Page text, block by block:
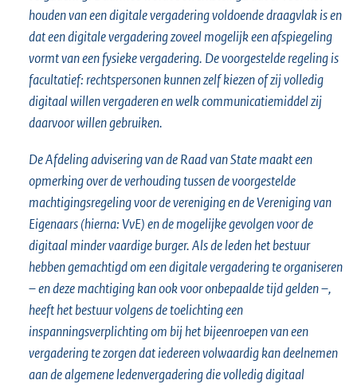
houden van een digitale vergadering voldoende draagvlak is en
dat een digitale vergadering zoveel mogelijk een afspiegeling
vormt van een fysieke vergadering. De voorgestelde regeling is
facultatief: rechtspersonen kunnen zelf kiezen of zij volledig
digitaal willen vergaderen en welk communicatiemiddel zij
daarvoor willen gebruiken.
De Afdeling advisering van de Raad van State maakt een
opmerking over de verhouding tussen de voorgestelde
machtigingsregeling voor de vereniging en de Vereniging van
Eigenaars (hierna: VvE) en de mogelijke gevolgen voor de
digitaal minder vaardige burger. Als de leden het bestuur
hebben gemachtigd om een digitale vergadering te organiseren
– en deze machtiging kan ook voor onbepaalde tijd gelden –,
heeft het bestuur volgens de toelichting een
inspanningsverplichting om bij het bijeenroepen van een
vergadering te zorgen dat iedereen volwaardig kan deelnemen
aan de algemene ledenvergadering die volledig digitaal